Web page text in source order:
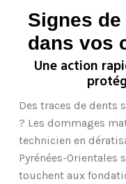
Signes
dans vos
Une action
Des traces de dents
? Les dommages
technicien en
Pyrénées-Orientales
touchent aux